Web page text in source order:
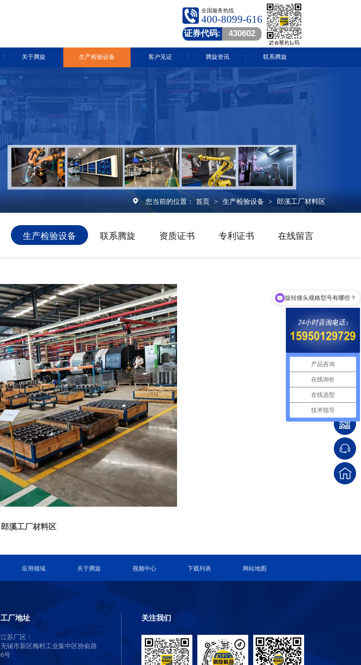
全国服务热线
400-8099-616
证券代码: 430602
关于腾旋
专利证书
腾旋风采
生产检验设备 客户见证 腾旋资讯
腾旋快讯
常见问答
行业动态
视频中心
联系腾旋
您当前的位置： 首页 > 生产检验设备 > 郎溪工厂材料区
生产检验设备 联系腾旋 资质证书 专利证书 在线留言
郎溪工厂材料区
应用领域 关于腾旋 视频中心 下载列表 网站地图
工厂地址
江苏厂区：
无锡市新区梅村工业集中区协俞路
6号
关注我们
产品咨询
在线询价
在线选型
技术指导
旋转接头规格型号有哪些？